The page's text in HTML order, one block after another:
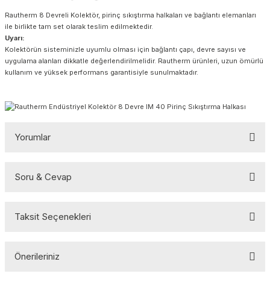
Rautherm 8 Devreli Kolektör, pirinç sıkıştırma halkaları ve bağlantı elemanları
ile birlikte tam set olarak teslim edilmektedir.
Uyarı:
Kolektörün sisteminizle uyumlu olması için bağlantı çapı, devre sayısı ve
uygulama alanları dikkatle değerlendirilmelidir. Rautherm ürünleri, uzun ömürlü
kullanım ve yüksek performans garantisiyle sunulmaktadır.
Yorumlar
Soru & Cevap
Taksit Seçenekleri
Önerileriniz